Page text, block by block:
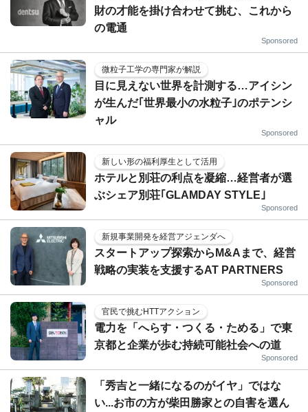
財の才能を掛け合わせて挑む、これから
の電通
Sponsored
微粒子工学の専門家が解説
目に見えない世界を計測する…アイシン
が生んだ｢世界最小の水粒子｣のポテンシ
ャル
Sponsored
新しい形の福利厚生として活用
ホテルと別荘の利点を凝縮…経営者が選
ぶシェア別荘｢GLAMDAY STYLE｣
Sponsored
新規事業開発を経営アジェンダへ
スタートアップ探索からM&Aまで、経営
戦略の実装を支援するAT PARTNERS
Sponsored
官民で挑むHTTアクション
電力を「へらす・つくる・ためる」で東
京都と企業が歩む持続可能社会への道
Sponsored
「秀吉と一緒になるのがイヤ」ではな
い...お市の方が柴田勝家との自害を選ん